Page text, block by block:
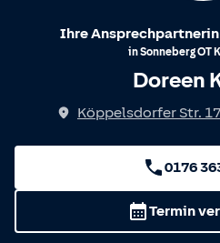
Ihre
inSonnebergOT
Doreen
Köppelsdorfer Str.
0176
Termin